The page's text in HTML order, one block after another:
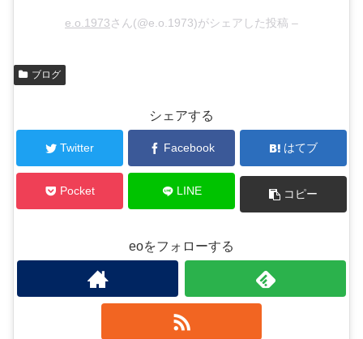
e.o.1973さん(@e.o.1973)がシェアした投稿 –
ブログ
シェアする
Twitter Facebook はてブ
Pocket LINE コピー
eoをフォローする